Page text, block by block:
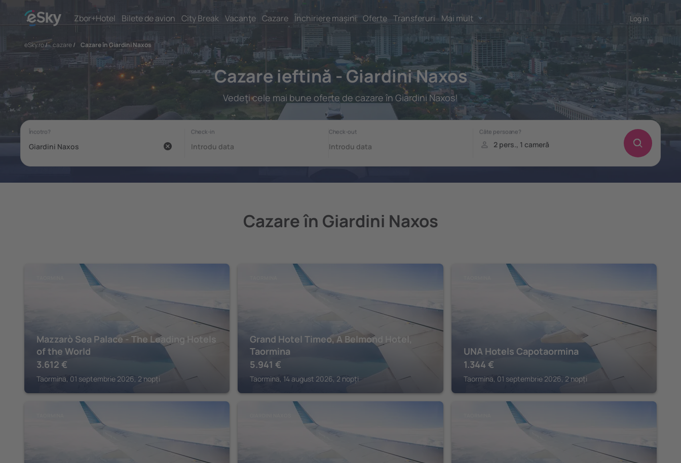
Zbor+Hotel Bilete de avion City Break Vacanţe Cazare Închiriere mașini Oferte Transferuri Mai mult Log in
eSky.ro/ cazare/ Cazare în Giardini Naxos
Cazare ieftină - Giardini Naxos
Vedeţi cele mai bune oferte de cazare în Giardini Naxos!
Cazare în Giardini Naxos
Mazzarò Sea Palace - The Leading Hotels
of the World
3.612 €
Taormina, 01 septembrie 2026, 2 nopți
Grand Hotel Timeo, A Belmond Hotel,
Taormina
5.941 €
Taormina, 14 august 2026, 2 nopți
UNA Hotels Capotaormina
1.344 €
Taormina, 01 septembrie 2026, 2 nopți